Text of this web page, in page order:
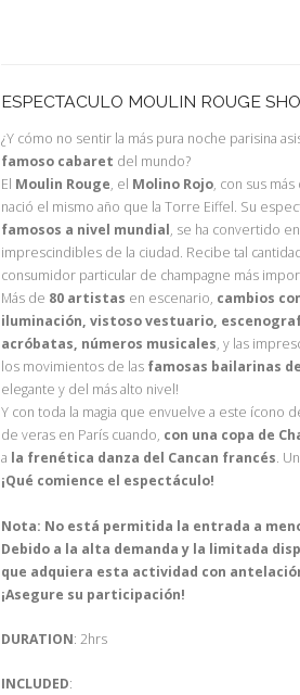
ESPECTACULO MOULIN ROUGE
¿Y cómo no sentir la más pura noche parisina
famoso cabaret del mundo?
El Moulin Rouge, el Molino Rojo, con sus
nació el mismo año que la Torre Eiffel. Su
famosos a nivel mundial, se ha convertido
imprescindibles de la ciudad. Recibe tal
consumidor particular de champagne más
Más de 80 artistas en escenario, cambios
iluminación, vistoso vestuario,
acróbatas, números musicales, y las
los movimientos de las famosas bailarinas
elegante y del más alto nivel!
Y con toda la magia que envuelve a este ícono
de veras en París cuando, con una copa de
a la frenética danza del Cancan francés.
¡Qué comience el espectáculo!
Nota: No está permitida la entrada a
Debido a la alta demanda y la limitada
que adquiera esta actividad con
¡Asegure su participación!
DURATION: 2hrs
INCLUDED: